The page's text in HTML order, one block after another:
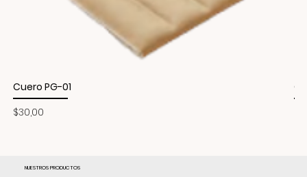
Cuero PG-01
Precio
$30,00
NUESTROS PRODUCTOS